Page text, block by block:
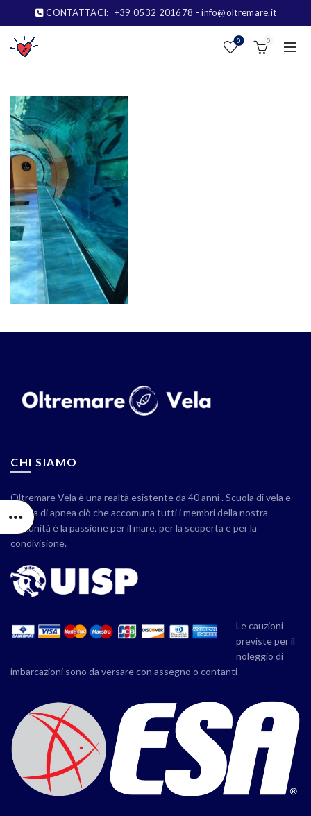
CONTATTACI: +39 0532 201678 - info@oltremare.it
0 0
CHI SIAMO
Oltremare Vela è una realtà esistente da 40 anni . Scuola di vela e
scuola di apnea ciò che accomuna tutti i membri della nostra
comunità è la passione per il mare, per la scoperta e per la
condivisione.
Le cauzioni
previste per il
noleggio di
imbarcazioni sono da versare con assegno o contanti